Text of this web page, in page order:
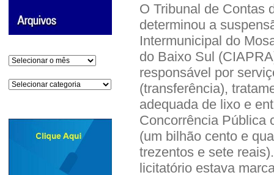
Arquivos
Categorias
O Tribunal de Contas
determinou a
Intermunicipal do
do Baixo Sul
responsável por
(transferência),
adequada de lixo e
Concorrência Pública
(um bilhão cento e
trezentos e sete
licitatório estava